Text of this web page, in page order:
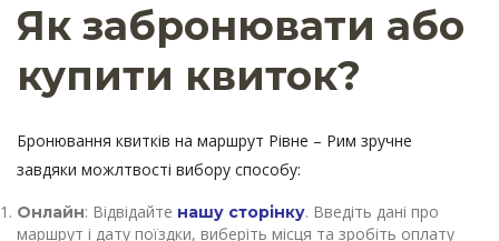
Як забронювати або
купити квиток?
Бронювання квитків на маршрут Рівне – Рим зручне
завдяки можлтвості вибору способу:
Онлайн: Відвідайте нашу сторінку. Введіть дані про
маршрут і дату поїздки, виберіть місця та зробіть оплату